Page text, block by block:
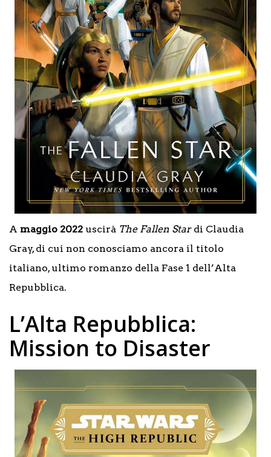
A maggio 2022 uscirà The Fallen Stardi Claudia
Gray, di cui non conosciamo ancora il titolo
italiano, ultimo romanzo della Fase 1 dell’Alta
Repubblica.
L’Alta Repubblica:
Mission to Disaster